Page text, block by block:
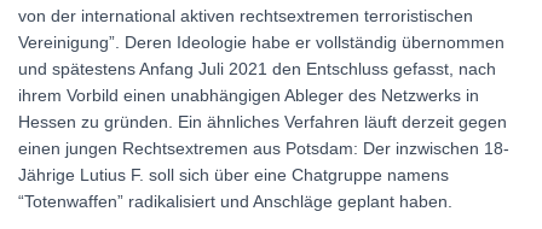
von der international aktiven rechtsextremen terroristischen
Vereinigung”. Deren Ideologie habe er vollständig übernommen
und spätestens Anfang Juli 2021 den Entschluss gefasst, nach
ihrem Vorbild einen unabhängigen Ableger des Netzwerks in
Hessen zu gründen. Ein ähnliches Verfahren läuft derzeit gegen
einen jungen Rechtsextremen aus Potsdam: Der inzwischen 18-
Jährige Lutius F. soll sich über eine Chatgruppe namens
“Totenwaffen” radikalisiert und Anschläge geplant haben.